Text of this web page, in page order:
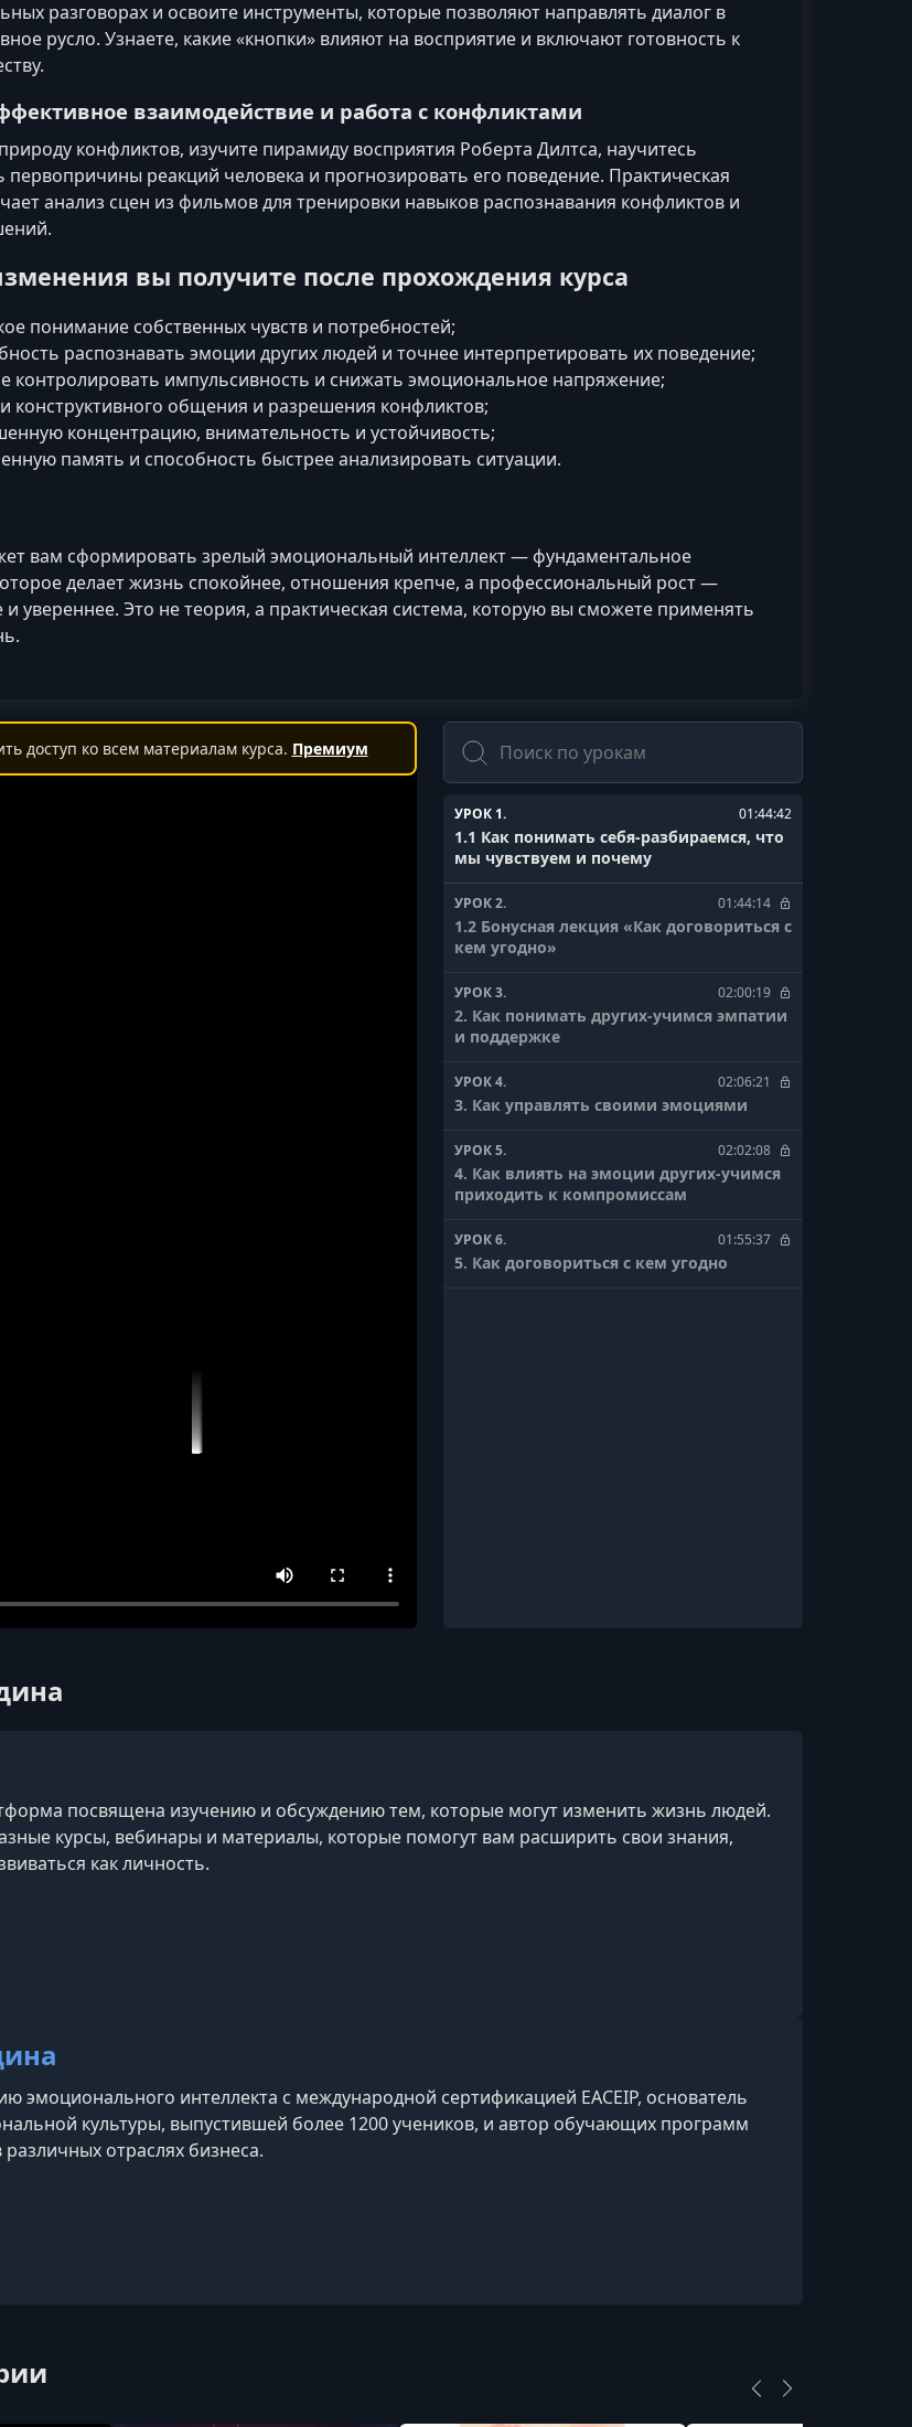
разговорах и освоите инструменты, которые позволяют направлять диалог в
русло. Узнаете, какие «кнопки» влияют на восприятие и включают готовность к
взаимодействие и работа с конфликтами
конфликтов, изучите пирамиду восприятия Роберта Дилтса, научитесь
первопричины реакций человека и прогнозировать его поведение. Практическая
анализ сцен из фильмов для тренировки навыков распознавания конфликтов и
вы получите после прохождения курса
понимание собственных чувств и потребностей;
распознавать эмоции других людей и точнее интерпретировать их поведение;
контролировать импульсивность и снижать эмоциональное напряжение;
конструктивного общения и разрешения конфликтов;
концентрацию, внимательность и устойчивость;
память и способность быстрее анализировать ситуации.
вам сформировать зрелый эмоциональный интеллект — фундаментальное
делает жизнь спокойнее, отношения крепче, а профессиональный рост —
и увереннее. Это не теория, а практическая система, которую вы сможете применять
доступ ко всем материалам курса. Премиум
Поиск
УРОК 1. 01:44:42
1.1 Как понимать себя-разбираемся, что
мы чувствуем и почему
УРОК 2. 01:44:14
1.2 Бонусная лекция «Как договориться с
кем угодно»
УРОК 3. 02:00:19
2. Как понимать других-учимся эмпатии
и поддержке
УРОК 4. 02:06:21
3. Как управлять своими эмоциями
УРОК 5. 02:02:08
4. Как влиять на эмоции других-учимся
приходить к компромиссам
УРОК 6. 01:55:37
5. Как договориться с кем угодно
посвящена изучению и обсуждению тем, которые могут изменить жизнь людей.
курсы, вебинары и материалы, которые помогут вам расширить свои знания,
как личность.
эмоционального интеллекта с международной сертификацией EACEIP, основатель
культуры, выпустившей более 1200 учеников, и автор обучающих программ
отраслях бизнеса.